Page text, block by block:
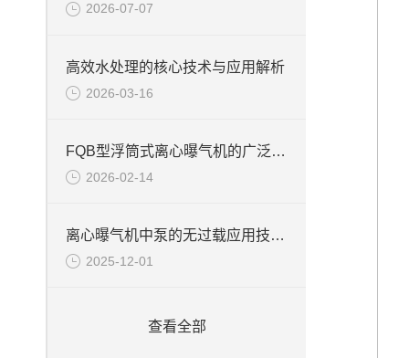
2026-07-07
高效水处理的核心技术与应用解析
2026-03-16
FQB型浮筒式离心曝气机的广泛应用
2026-02-14
离心曝气机中泵的无过载应用技术说明
2025-12-01
查看全部